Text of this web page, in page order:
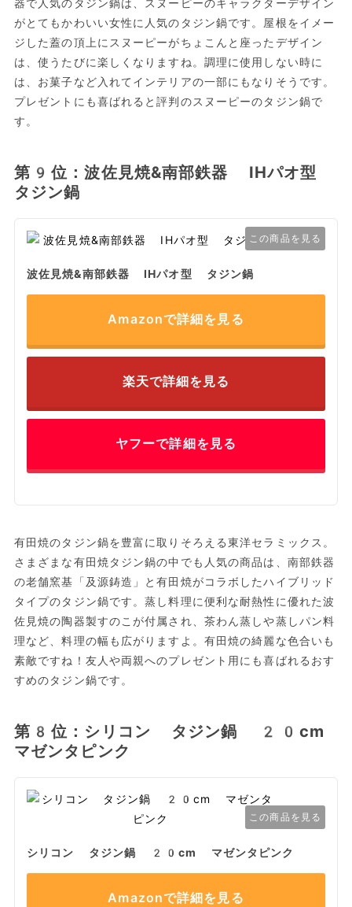
器で人気のタジン鍋は、スヌーピーのキャラクターデザイン
がとてもかわいい女性に人気のタジン鍋です。屋根をイメー
ジした蓋の頂上にスヌーピーがちょこんと座ったデザイン
は、使うたびに楽しくなりますね。調理に使用しない時に
は、お菓子など入れてインテリアの一部にもなりそうです。
プレゼントにも喜ばれると評判のスヌーピーのタジン鍋で
す。
第9位：波佐見焼&南部鉄器 IHパオ型
タジン鍋
この商品を見る
波佐見焼&南部鉄器 IHパオ型 タジン鍋
Amazonで詳細を見る
楽天で詳細を見る
ヤフーで詳細を見る
有田焼のタジン鍋を豊富に取りそろえる東洋セラミックス。
さまざまな有田焼タジン鍋の中でも人気の商品は、南部鉄器
の老舗窯基「及源鋳造」と有田焼がコラボしたハイブリッド
タイプのタジン鍋です。蒸し料理に便利な耐熱性に優れた波
佐見焼の陶器製すのこが付属され、茶わん蒸しや蒸しパン料
理など、料理の幅も広がりますよ。有田焼の綺麗な色合いも
素敵ですね！友人や両親へのプレゼント用にも喜ばれるおす
すめのタジン鍋です。
第8位：シリコン タジン鍋 20cm
マゼンタピンク
この商品を見る
シリコン タジン鍋 20cm マゼンタピンク
Amazonで詳細を見る